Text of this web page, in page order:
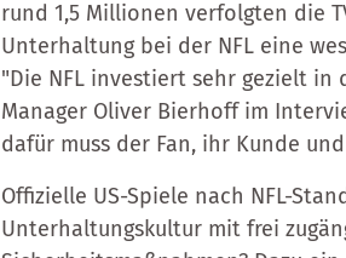
rund 1,5 Millionen verfolgten die
Unterhaltung bei der NFL eine
"Die NFL investiert sehr gezielt in
Manager Oliver Bierhoff im
dafür muss der Fan, ihr Kunde
Offizielle US-Spiele nach NFL-
Unterhaltungskultur mit frei